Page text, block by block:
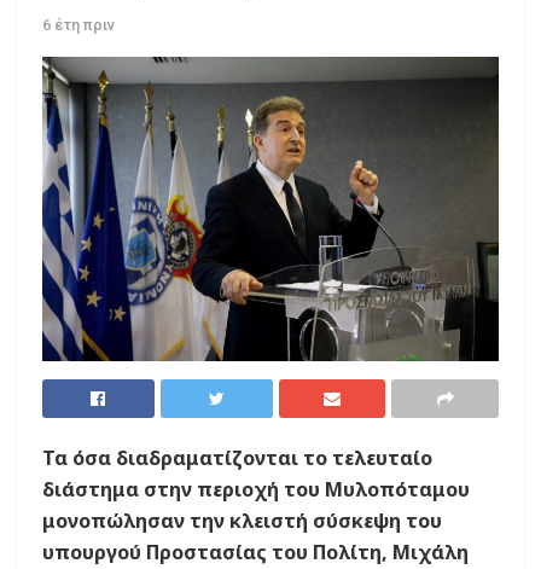
6 έτη πριν
Τα όσα διαδραματίζονται το τελευταίο
διάστημα στην περιοχή του Μυλοπόταμου
μονοπώλησαν την κλειστή σύσκεψη του
υπουργού Προστασίας του Πολίτη, Μιχάλη